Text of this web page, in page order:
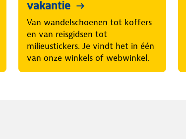
vakantie
Van wandelschoenen tot koffers
en van reisgidsen tot
milieustickers. Je vindt het in één
van onze winkels of webwinkel.